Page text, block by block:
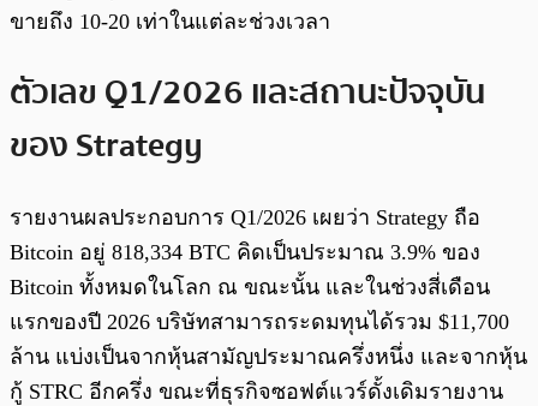
ขายถึง 10-20 เท่าในแต่ละช่วงเวลา
ตัวเลข Q1/2026 และสถานะปัจจุบัน
ของ Strategy
รายงานผลประกอบการ Q1/2026 เผยว่า Strategy ถือ
Bitcoin อยู่ 818,334 BTC คิดเป็นประมาณ 3.9% ของ
Bitcoin ทั้งหมดในโลก ณ ขณะนั้น และในช่วงสี่เดือน
แรกของปี 2026 บริษัทสามารถระดมทุนได้รวม $11,700
ล้าน แบ่งเป็นจากหุ้นสามัญประมาณครึ่งหนึ่ง และจากหุ้น
กู้ STRC อีกครึ่ง ขณะที่ธุรกิจซอฟต์แวร์ดั้งเดิมรายงาน